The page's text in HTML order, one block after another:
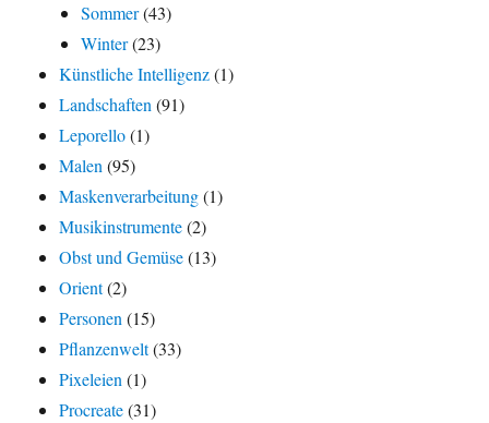
Sommer(43)
Winter(23)
Künstliche Intelligenz(1)
Landschaften(91)
Leporello(1)
Malen(95)
Maskenverarbeitung(1)
Musikinstrumente(2)
Obst und Gemüse(13)
Orient(2)
Personen(15)
Pflanzenwelt(33)
Pixeleien(1)
Procreate(31)